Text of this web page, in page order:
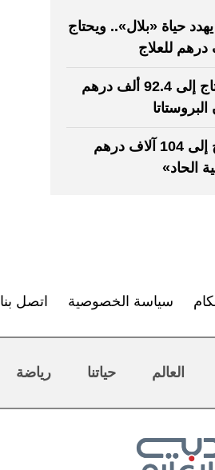
حياة «بلال».. ويحتاج
«أبووفاء» يحتاج إلى 92.4 ألف درهم
«أريام» تحتاج إلى 104 آلاف درهم
الحاد»
سياسة الخصوصية اتصل بنا
العالم حياتنا رياضة